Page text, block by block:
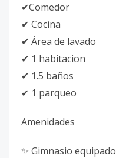
✔Comedor
✔ Cocina
✔ Área de lavado
✔ 1 habitacion
✔ 1.5 baños
✔ 1 parqueo
Amenidades
✨ Gimnasio equipado